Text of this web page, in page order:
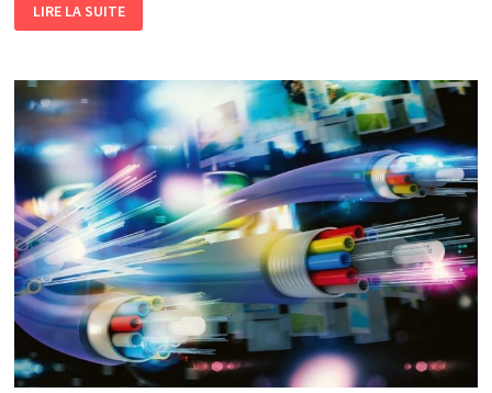
NOUVELLE
ÈRE
DE
LA
VENTE
DE
LOGICIELS
À
LA
FOURNITURE
D’ÉNERGIE
POUR
L’IA
LIRE LA SUITE